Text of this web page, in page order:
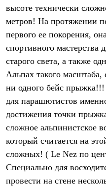
Женская одежда
Утепленная пухом
Куртки
Брюки
Жилеты
Утепленная синтетикой
Брюки
Штормовая одежда
Софтшелл одежда
Куртки
Брюки
Рубашки
Футболки
Толстовки
Брюки
Термобелье
высоте технически
метров! На протяжении
первого ее покорения,
спортивного мастерства
старого света, а также
Альпах такого
ни одного бейс прыжка!!!
для парашютистов
достижения точки
сложное альпинистское
который считается на
сложных! ( Le Nez по
Специально для
провести на стене